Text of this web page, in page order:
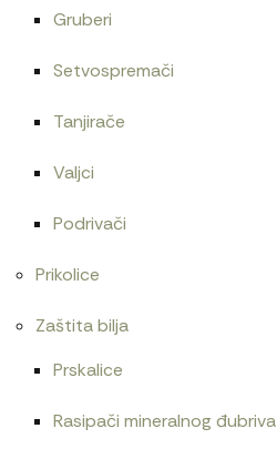
Gruberi
Setvospremači
Tanjirače
Valjci
Podrivači
Prikolice
Zaštita bilja
Prskalice
Rasipači mineralnog đubriva
300RSD
6.480